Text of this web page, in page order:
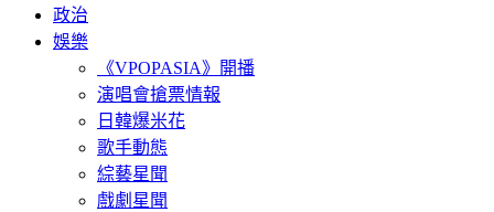
政治
娛樂
《VPOPASIA》開播
演唱會搶票情報
日韓爆米花
歌手動態
綜藝星聞
戲劇星聞